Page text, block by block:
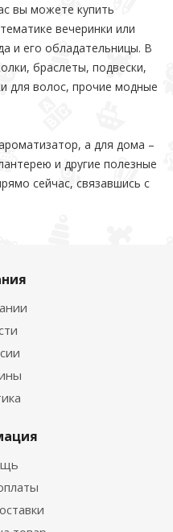
вы можете купить
вечеринки или
и его обладательницы. В
браслеты, подвески,
для волос, прочие модные
а для дома –
и другие полезные
сейчас, связавшись с